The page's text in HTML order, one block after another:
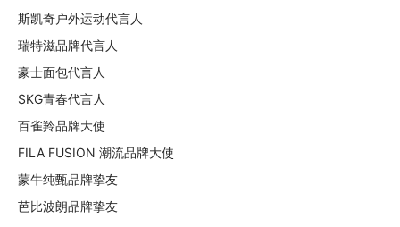
斯凯奇户外运动代言人
瑞特滋品牌代言人
豪士面包代言人
SKG青春代言人
百雀羚品牌大使
FILA FUSION 潮流品牌大使
蒙牛纯甄品牌挚友
芭比波朗品牌挚友